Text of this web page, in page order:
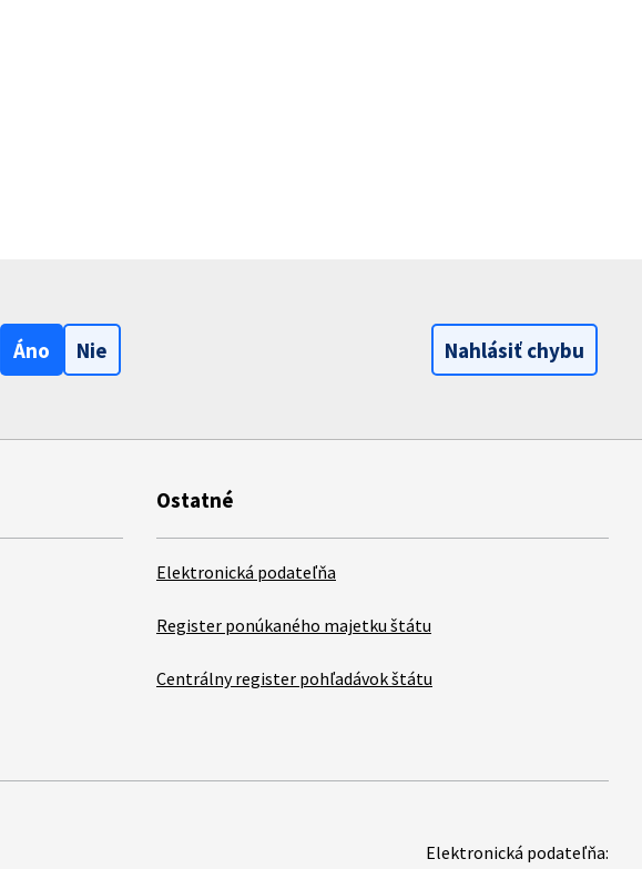
Áno Nie Nahlásiť chybu
Ostatné
Elektronická podateľňa
Register ponúkaného majetku štátu
Centrálny register pohľadávok štátu
Elektronická podateľňa: